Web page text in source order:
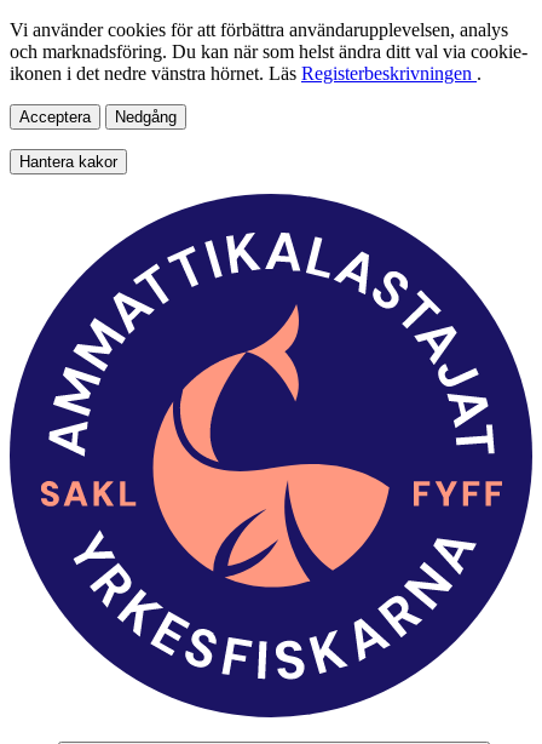
Vi använder cookies för att förbättra användarupplevelsen, analys
och marknadsföring. Du kan när som helst ändra ditt val via cookie-
ikonen i det nedre vänstra hörnet. Läs Registerbeskrivningen .
Acceptera Nedgång
Hantera kakor